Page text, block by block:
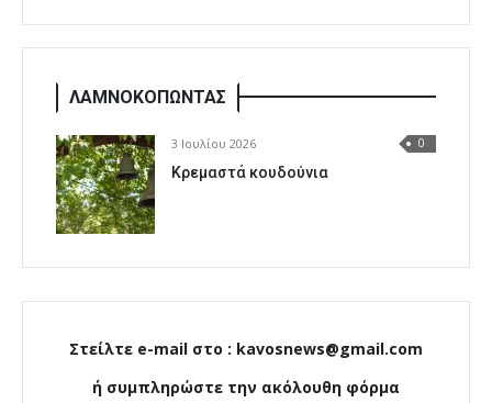
ΛΑΜΝΟΚΟΠΩΝΤΑΣ
3 Ιουλίου 2026 0
Κρεμαστά κουδούνια
Στείλτε e-mail στο : kavosnews@gmail.com
ή συμπληρώστε την ακόλουθη φόρμα